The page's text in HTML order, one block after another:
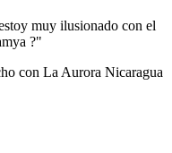
muy ilusionado con el
?"
con La Aurora Nicaragua